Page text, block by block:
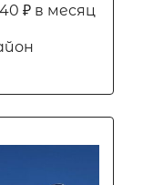
₽ в месяц